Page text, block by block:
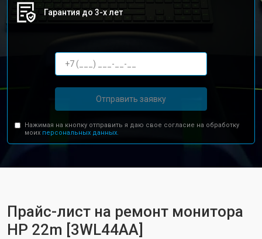
Гарантия до 3-х лет
Отправить заявку
Нажимая на кнопку отправить я даю свое согласие на обработку
моих персональных данных.
Прайс-лист на ремонт монитора
HP 22m [3WL44AA]